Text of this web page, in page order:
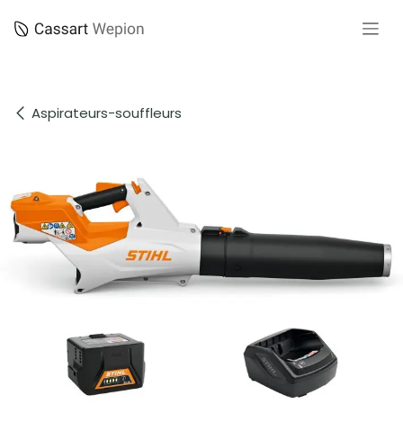
Aspirateurs-souffleurs